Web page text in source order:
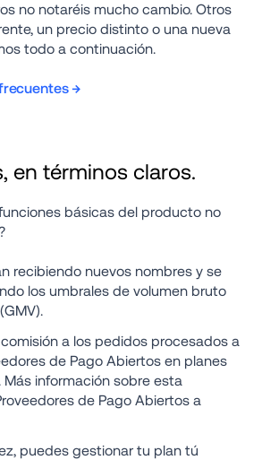
no notaréis mucho cambio. Otros
un precio distinto o una nueva
todo a continuación.
→
en términos claros.
básicas del producto no
recibiendo nuevos nombres y se
los umbrales de volumen bruto
a los pedidos procesados a
de Pago Abiertos en planes
Más información sobre esta
de Pago Abiertos a
puedes gestionar tu plan tú